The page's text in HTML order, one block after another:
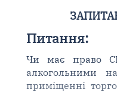
Питання:
Чи має право СГ
алкогольними
приміщенні